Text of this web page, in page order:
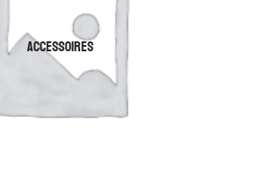
ACCESSOIRES